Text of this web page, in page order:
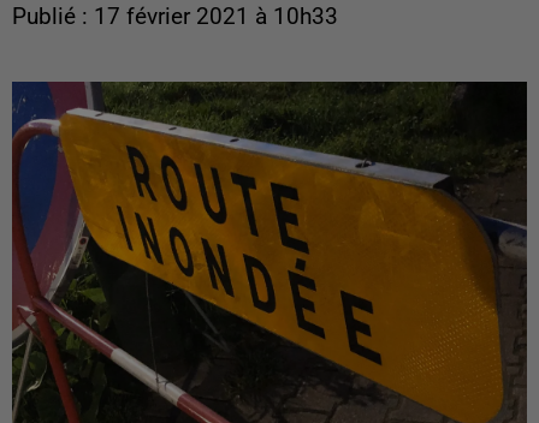
Publié : 17 février 2021 à 10h33